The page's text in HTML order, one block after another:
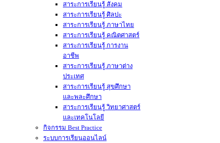
สาระการเรียนรู้ สังคม
สาระการเรียนรู้ ศิลปะ
สาระการเรียนรู้ ภาษาไทย
สาระการเรียนรู้ คณิตศาสตร์
สาระการเรียนรู้ การงาน
อาชีพ
สาระการเรียนรู้ ภาษาต่าง
ประเทศ
สาระการเรียนรู้ สุขศึกษา
และพละศึกษา
สาระการเรียนรู้ วิทยาศาสตร์
และเทคโนโลยี
กิจกรรม Best Practice
ระบบการเรียนออนไลน์